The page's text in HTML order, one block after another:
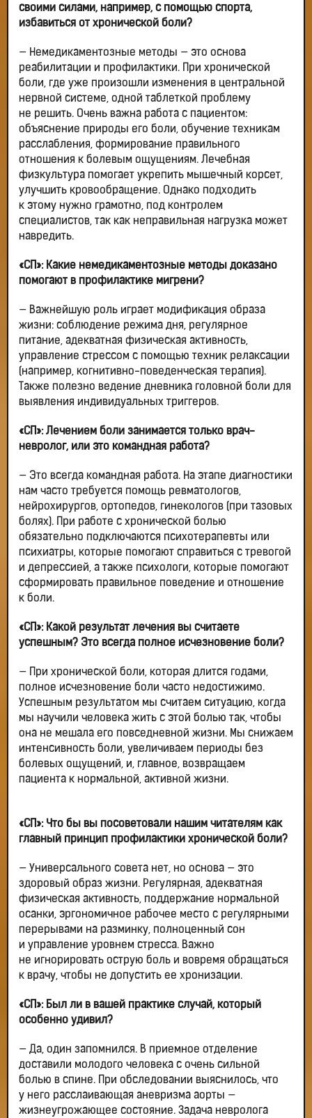
своими силами, например, с помощью спорта,
избавиться от хронической боли?
— Немедикаментозные методы — это основа
реабилитации и профилактики. При хронической
боли, где уже произошли изменения в центральной
нервной системе, одной таблеткой проблему
не решить. Очень важна работа с пациентом:
объяснение природы его боли, обучение техникам
расслабления, формирование правильного
отношения к болевым ощущениям. Лечебная
физкультура помогает укрепить мышечный корсет,
улучшить кровообращение. Однако подходить
к этому нужно грамотно, под контролем
специалистов, так как неправильная нагрузка может
навредить.
«СП»: Какие немедикаментозные методы доказано
помогают в профилактике мигрени?
— Важнейшую роль играет модификация образа
жизни: соблюдение режима дня, регулярное
питание, адекватная физическая активность,
управление стрессом с помощью техник релаксации
(например, когнитивно-поведенческая терапия).
Также полезно ведение дневника головной боли для
выявления индивидуальных триггеров.
«СП»: Лечением боли занимается только врач-
невролог, или это командная работа?
— Это всегда командная работа. На этапе диагностики
нам часто требуется помощь ревматологов,
нейрохирургов, ортопедов, гинекологов (при тазовых
болях). При работе с хронической болью
обязательно подключаются психотерапевты или
психиатры, которые помогают справиться с тревогой
и депрессией, а также психологи, которые помогают
сформировать правильное поведение и отношение
к боли.
«СП»: Какой результат лечения вы считаете
успешным? Это всегда полное исчезновение боли?
— При хронической боли, которая длится годами,
полное исчезновение боли часто недостижимо.
Успешным результатом мы считаем ситуацию, когда
мы научили человека жить с этой болью так, чтобы
она не мешала его повседневной жизни. Мы снижаем
интенсивность боли, увеличиваем периоды без
болевых ощущений, и, главное, возвращаем
пациента к нормальной, активной жизни.
«СП»: Что бы вы посоветовали нашим читателям как
главный принцип профилактики хронической боли?
— Универсального совета нет, но основа — это
здоровый образ жизни. Регулярная, адекватная
физическая активность, поддержание нормальной
осанки, эргономичное рабочее место с регулярными
перерывами на разминку, полноценный сон
и управление уровнем стресса. Важно
не игнорировать острую боль и вовремя обращаться
к врачу, чтобы не допустить ее хронизации.
«СП»: Был ли в вашей практике случай, который
особенно удивил?
— Да, один запомнился. В приемное отделение
доставили молодого человека с очень сильной
болью в спине. При обследовании выяснилось, что
у него расслаивающая аневризма аорты —
жизнеугрожающее состояние. Задача невролога